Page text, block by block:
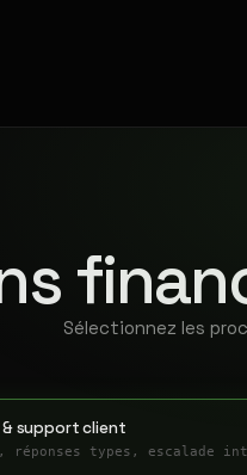
Sélectionnez les
& support client
réponses types, escalade